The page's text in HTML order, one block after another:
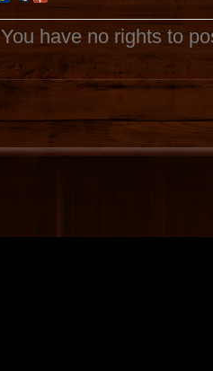
You have no rights to